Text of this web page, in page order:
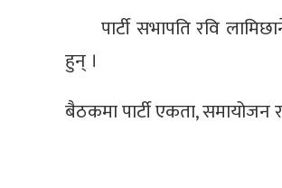
पार्टी सभापति रवि
हुन् ।
बैठकमा पार्टी एकता,